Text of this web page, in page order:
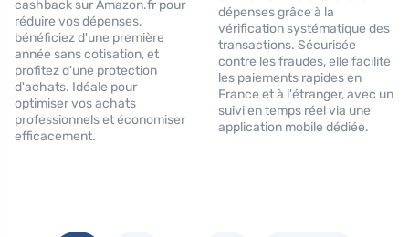
cashback sur Amazon.fr pour
réduire vos dépenses,
bénéficiez d'une première
année sans cotisation, et
profitez d'une protection
d'achats. Idéale pour
optimiser vos achats
professionnels et économiser
efficacement.
dépenses grâce à la
vérification systématique des
transactions. Sécurisée
contre les fraudes, elle facilite
les paiements rapides en
France et à l'étranger, avec un
suivi en temps réel via une
application mobile dédiée.